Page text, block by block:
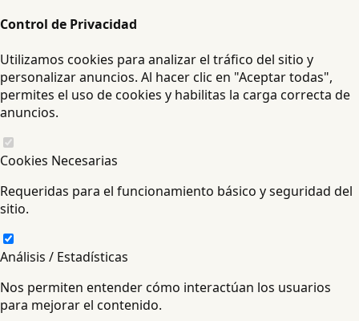
Control de Privacidad
Utilizamos cookies para analizar el tráfico del sitio y
personalizar anuncios. Al hacer clic en "Aceptar todas",
permites el uso de cookies y habilitas la carga correcta de
anuncios.
Cookies Necesarias
Requeridas para el funcionamiento básico y seguridad del
sitio.
Análisis / Estadísticas
Nos permiten entender cómo interactúan los usuarios
para mejorar el contenido.